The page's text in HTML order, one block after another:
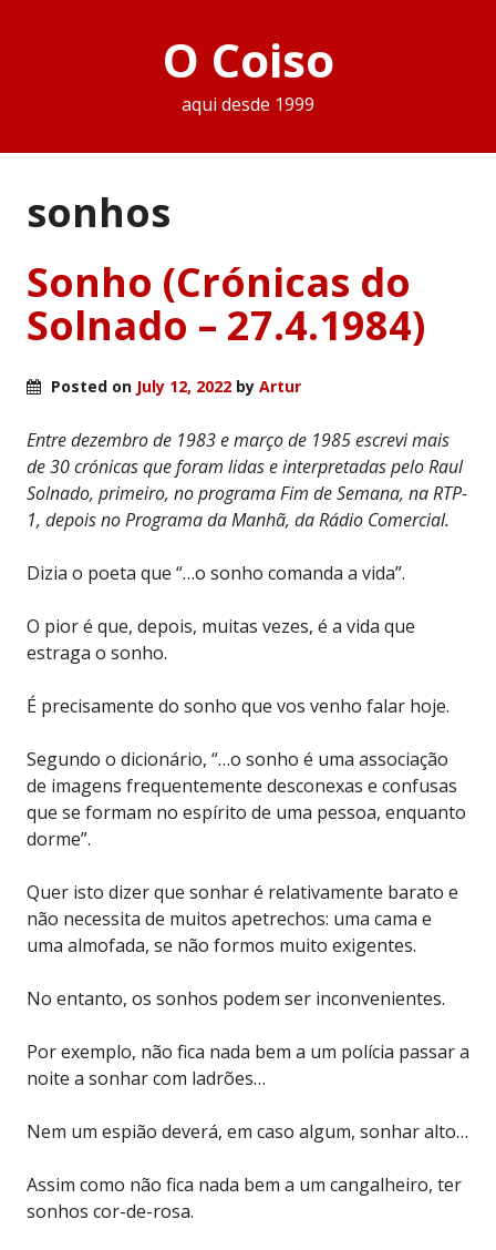
O Coiso
aqui desde 1999
sonhos
Sonho (Crónicas do
Solnado – 27.4.1984)
Posted on July 12, 2022 by Artur
Entre dezembro de 1983 e março de 1985 escrevi mais
de 30 crónicas que foram lidas e interpretadas pelo Raul
Solnado, primeiro, no programa Fim de Semana, na RTP-
1, depois no Programa da Manhã, da Rádio Comercial.
Dizia o poeta que “…o sonho comanda a vida”.
O pior é que, depois, muitas vezes, é a vida que
estraga o sonho.
É precisamente do sonho que vos venho falar hoje.
Segundo o dicionário, “…o sonho é uma associação
de imagens frequentemente desconexas e confusas
que se formam no espírito de uma pessoa, enquanto
dorme”.
Quer isto dizer que sonhar é relativamente barato e
não necessita de muitos apetrechos: uma cama e
uma almofada, se não formos muito exigentes.
No entanto, os sonhos podem ser inconvenientes.
Por exemplo, não fica nada bem a um polícia passar a
noite a sonhar com ladrões…
Nem um espião deverá, em caso algum, sonhar alto…
Assim como não fica nada bem a um cangalheiro, ter
sonhos cor-de-rosa.